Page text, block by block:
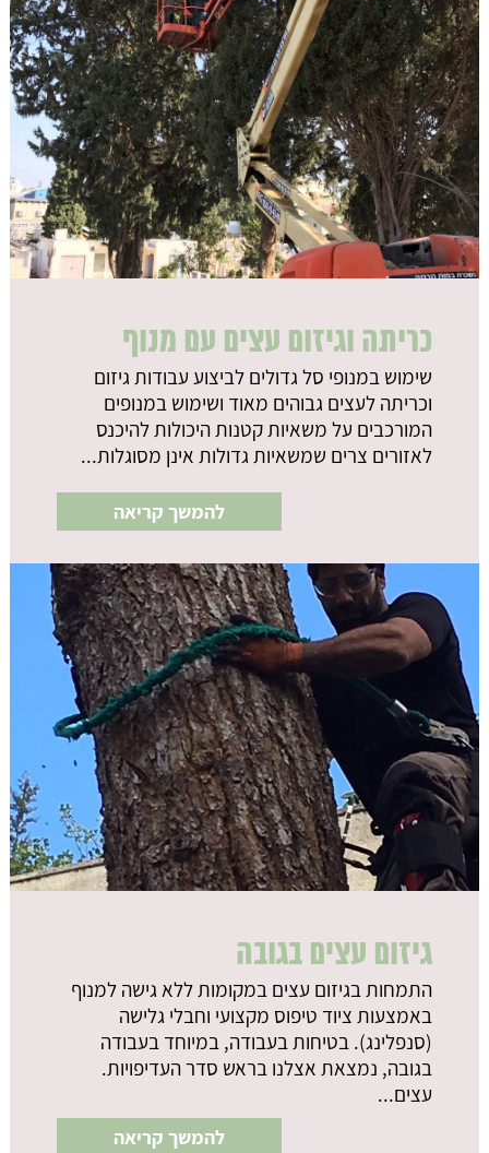
כריתה וגיזום עצים עם מנוף
שימוש במנופי סל גדולים לביצוע עבודות גיזום
וכריתה לעצים גבוהים מאוד ושימוש במנופים
המורכבים על משאיות קטנות היכולות להיכנס
לאזורים צרים שמשאיות גדולות אינן מסוגלות...
להמשך קריאה
גיזום עצים בגובה
התמחות בגיזום עצים במקומות ללא גישה למנוף
באמצעות ציוד טיפוס מקצועי וחבלי גלישה
(סנפלינג). בטיחות בעבודה, במיוחד בעבודה
בגובה, נמצאת אצלנו בראש סדר העדיפויות.
עצים...
להמשך קריאה